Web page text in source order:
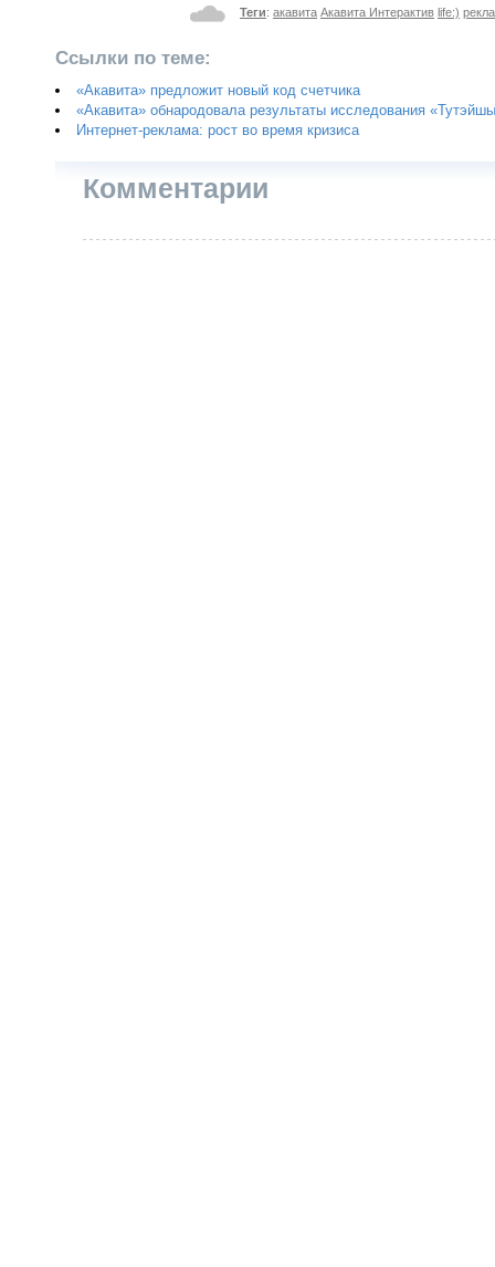
Теги: акавита Акавита Интерактив life:)
Ссылки по теме:
«Акавита» предложит новый код счетчика
«Акавита» обнародовала результаты исследования
Интернет-реклама: рост во время кризиса
Комментарии